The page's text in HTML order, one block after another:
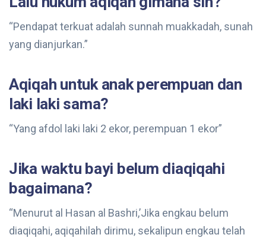
“Pendapat terkuat adalah sunnah muakkadah, sunah
yang dianjurkan.”
Aqiqah untuk anak perempuan dan
laki laki sama?
“Yang afdol laki laki 2 ekor, perempuan 1 ekor”
Jika waktu bayi belum diaqiqahi
bagaimana?
“Menurut al Hasan al Bashri,’Jika engkau belum
diaqiqahi, aqiqahilah dirimu, sekalipun engkau telah